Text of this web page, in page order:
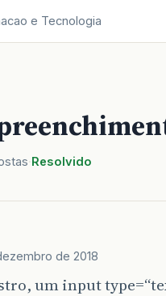
e Tecnologia
Resolvido
de 2018
um input